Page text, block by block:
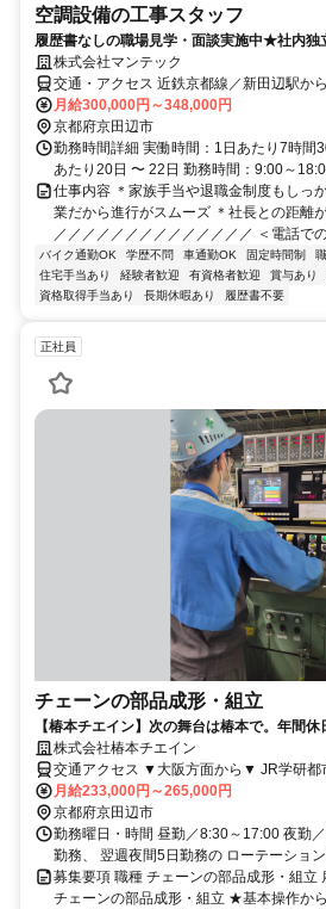
空調設備の工事スタッフ
履歴書なしの職場見学・面談実施中★社内独
株式会社マンテック
交通・アクセス 近鉄京都線／新田辺駅か
田辺駅から徒歩20分
月給300,000円～348,000円
京都府京田辺市
勤務時間詳細 実働時間：1日あたり7時間
あたり20日 〜 22日 勤務時間：9:00～
仕事内容 ＊家族手当や退職金制度もしっ
業だから進行がスムーズ ＊社長との距離
／／／／／／／／／／／／／／ ＜電話で
バイク通勤OK 学歴不問 車通勤OK 固定時間制
住宅手当あり
経験者歓迎 有資格者歓迎 賞与あり
資格取得手当あり
長期休暇あり 履歴書不要
正社員
チェーンの部品成形・組立
【椿本チエイン】次の舞台は椿本で。年間
リアアップを応援！女性活躍中！
株式会社椿本チエイン
交通アクセス ▼大阪方面から▼ JR学研都
分）→「京田辺」駅 ▼京都方面から▼ 近
行20分）→「新田辺」駅 ▼奈良方面から▼
寺」駅→（急行15分）→「新田辺」駅 ※「京田辺」駅・「新田辺」
駅からは 「椿本チエイン京田辺工場行き」路線バス（京阪バス）10
分
月給233,000円～265,000円
京都府京田辺市
勤務曜日・時間 昼勤／8:30～17:00 夜勤
勤務、 翌週夜間5日勤務の ローテーション
募集要項 職種 チェーンの部品成形・組立
チェーンの部品成形・組立 ★基本操作か